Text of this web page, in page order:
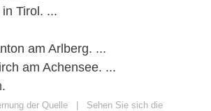
Tirol. ...
am Arlberg. ...
am Achensee. ...
der Quelle | Sehen Sie sich die